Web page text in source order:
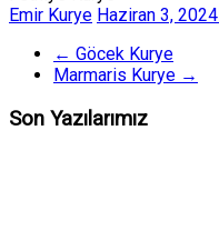
Emir Kurye Haziran 3, 2024
← Göcek Kurye
Marmaris Kurye →
Son Yazılarımız